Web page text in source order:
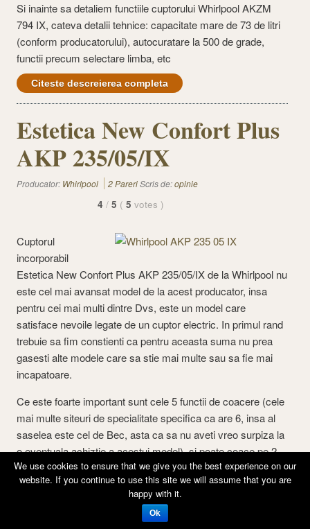
Si inainte sa detaliem functiile cuptorului Whirlpool AKZM
794 IX, cateva detalii tehnice: capacitate mare de 73 de litri
(conform producatorului), autocuratare la 500 de grade,
functii precum selectare limba, etc
Citeste descreierea completa
Estetica New Confort Plus
AKP 235/05/IX
Producator: Whirlpool 2 PareriScris de:opinie
4 / 5 ( 5 votes )
Cuptorul
incorporabil
Estetica New Confort Plus AKP 235/05/IX de la Whirlpool nu
este cel mai avansat model de la acest producator, insa
pentru cei mai multi dintre Dvs, este un model care
satisface nevoile legate de un cuptor electric. In primul rand
trebuie sa fim constienti ca pentru aceasta suma nu prea
gasesti alte modele care sa stie mai multe sau sa fie mai
incapatoare.
Ce este foarte important sunt cele 5 functii de coacere (cele
mai multe siteuri de specialitate specifica ca are 6, insa al
saselea este cel de Bec, asta ca sa nu aveti vreo surpiza la
o eventuala achiztie a acestui model), si poate coace pe 2
niveluri simultan.
Citeste descreierea completa
We use cookies to ensure that we give you the best experience on our
website. If you continue to use this site we will assume that you are
happy with it.
Ok